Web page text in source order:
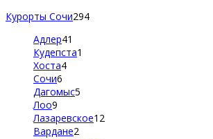
Курорты Сочи294
Адлер41
Кудепста1
Хоста4
Сочи6
Дагомыс5
Лоо9
Лазаревское12
Вардане2